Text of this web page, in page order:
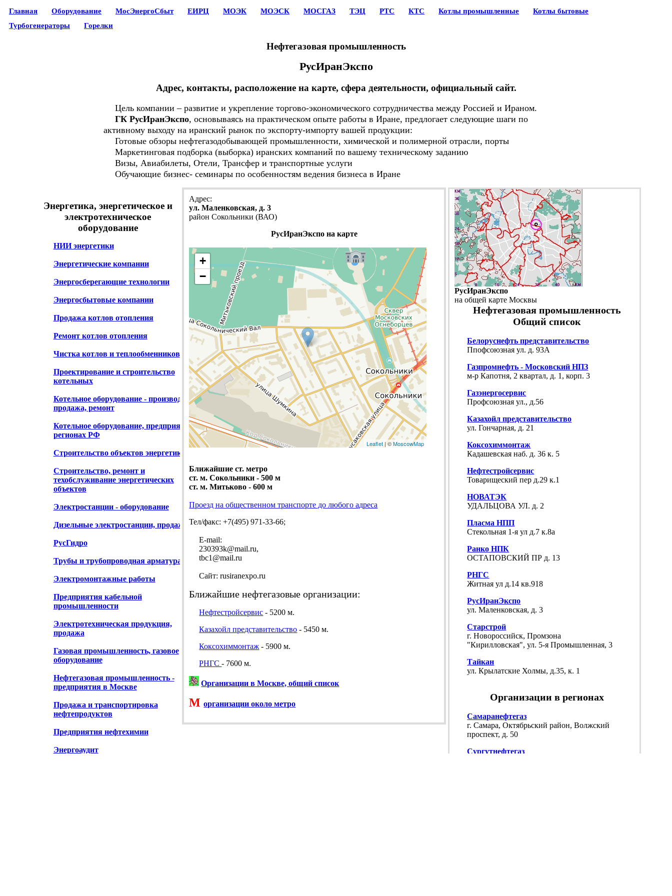
Главная Оборудование МосЭнергоСбыт ЕИРЦ МОЭК МОЭСК МОСГАЗ ТЭЦ РТС КТС Котлы промышленные
Котлы бытовые
Турбогенераторы
Горелки
Нефтегазовая промышленность
РусИранЭкспо
Адрес, контакты, расположение на карте, сфера деятельности, официальный сайт.
Цель компании – развитие и укрепление торгово-экономического сотрудничества между Россией и Ираном.
ГК РусИранЭкспо, основываясь на практическом опыте работы в Иране, предлогает следующие шаги по
активному выходу на иранский рынок по экспорту-импорту вашей продукции:
Готовые обзоры нефтегазодобывающей промышленности, химической и полимерной отрасли, порты
Маркетинговая подборка (выборка) иранских компаний по вашему техническому заданию
Визы, Авиабилеты, Отели, Трансфер и транспортные услуги
Обучающие бизнес- семинары по особенностям ведения бизнеса в Иране
Энергетика, энергетическое и
электротехническое
оборудование
НИИ энергетики
Энергетические компании
Энергосберегающие технологии
Энергосбытовые компании
Продажа котлов отопления
Ремонт котлов отопления
Чистка котлов и теплообменников
Проектирование и строительство
котельных
Котельное оборудование - производство,
продажа, ремонт
Котельное оборудование, предприятия в
регионах РФ
Строительство объектов энергетики
Строительство, ремонт и
техобслуживание энергетических
объектов
Электростанции - оборудование
Дизельные электростанции, продажа
РусГидро
Трубы и трубопроводная арматура
Электромонтажные работы
Предприятия кабельной
промышленности
Электротехническая продукция,
продажа
Газовая промышленность, газовое
оборудование
Нефтегазовая промышленность -
предприятия в Москве
Продажа и транспортировка
нефтепродуктов
Предприятия нефтехимии
Энергоаудит
Адрес:
ул. Маленковская, д. 3
район Сокольники (ВАО)
РусИранЭкспо на карте
+
−
Leaflet| ©MoscowMap
Ближайшие ст. метро
ст. м. Сокольники - 500 м
ст. м. Митьково - 600 м
Проезд на общественном транспорте до любого адреса
Тел/факс: +7(495) 971-33-66;
E-mail:
230393k@mail.ru,
tbc1@mail.ru
Сайт: rusiranexpo.ru
Ближайшие нефтегазовые организации:
Нефтестройсервис - 5200 м.
Казахойл представительство - 5450 м.
Коксохиммонтаж - 5900 м.
РНГС- 7600 м.
Организации в Москве, общий список
Морганизации около метро
РусИранЭкспо
на общей карте Москвы
Нефтегазовая промышленность
Общий список
Белоруснефть представительство
Ппофсоюзная ул. д. 93А
Газпромнефть - Московский НПЗ
м-р Капотня, 2 квартал, д. 1, корп. 3
Газэнергосервис
Профсоюзная ул., д.56
Казахойл представительство
ул. Гончарная, д. 21
Коксохиммонтаж
Кадашевская наб. д. 36 к. 5
Нефтестройсервис
Товарищеский пер д.29 к.1
НОВАТЭК
УДАЛЬЦОВА УЛ. д. 2
Пласма НПП
Стекольная 1-я ул д.7 к.8а
Ранко НПК
ОСТАПОВСКИЙ ПР д. 13
РНГС
Житная ул д.14 кв.918
РусИранЭкспо
ул. Маленковская, д. 3
Старстрой
г. Новороссийск, Промзона
"Кирилловская", ул. 5-я Промышленная, 3
Тайкан
ул. Крылатские Холмы, д.35, к. 1
Организации в регионах
Самаранефтегаз
г. Самара, Октябрьский район, Волжский
проспект, д. 50
Сургутнефтегаз